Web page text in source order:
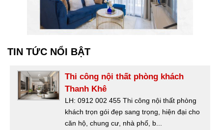
TIN TỨC NỔI BẬT
Thi công nội thất phòng khách
Thanh Khê
LH: 0912 002 455 Thi công nội thất phòng
khách trọn gói đẹp sang trọng, hiện đại cho
căn hộ, chung cư, nhà phố, b...